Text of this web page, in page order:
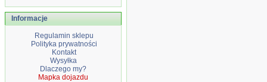
Informacje
Regulamin sklepu
Polityka prywatności
Kontakt
Wysyłka
Dlaczego my?
Mapka dojazdu